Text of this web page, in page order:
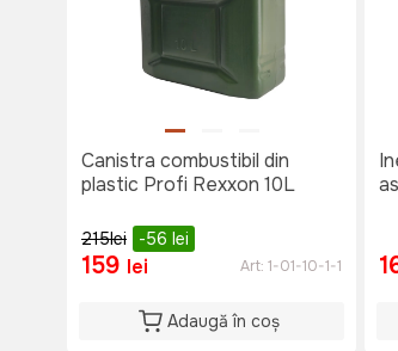
Canistra combustibil din
plastic Profi Rexxon 10L
215lei -56 lei
159 lei Art: 1-01-10-1-1
Adaugă în coș